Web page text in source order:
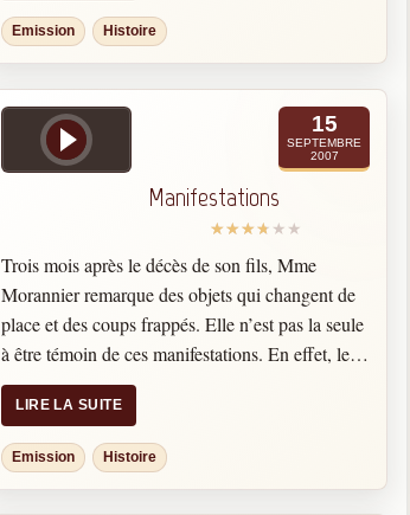
attentif.
Emission Histoire
15
SEPTEMBRE
2007
Manifestations
Trois mois après le décès de son fils, Mme
Morannier remarque des objets qui changent de
place et des coups frappés. Elle n’est pas la seule
à être témoin de ces manifestations. En effet, les
deux filles de Mme Morannier constatent que des
portes claquent, du mobilier se déplace et que des
bruits de fracas de vaisselle se font entendre à
leur domicile.
LIRE LA SUITE
Emission Histoire